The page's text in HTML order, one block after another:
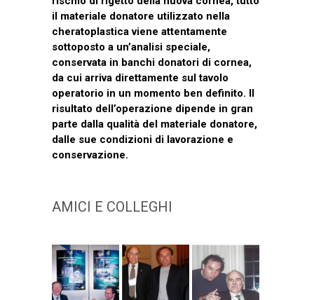
il materiale donatore utilizzato nella
cheratoplastica viene attentamente
sottoposto a un’analisi speciale,
conservata in banchi donatori di cornea,
da cui arriva direttamente sul tavolo
operatorio in un momento ben definito. Il
risultato dell’operazione dipende in gran
parte dalla qualità del materiale donatore,
dalle sue condizioni di lavorazione e
conservazione.
AMICI E COLLEGHI